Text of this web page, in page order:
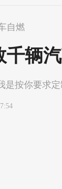
自燃
辆
是按你要求